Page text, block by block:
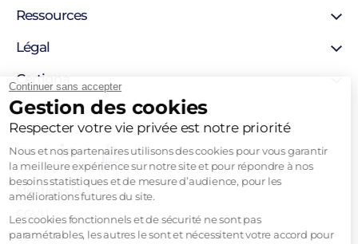
Continuer sans accepter
Gestion des cookies
Respecter votre vie privée est notre priorité
Nous et nos partenaires utilisons des cookies pour vous garantir
la meilleure expérience sur notre site et pour répondre à nos
besoins statistiques et de mesure d’audience, pour les
améliorations futures du site.
Les cookies fonctionnels et de sécurité ne sont pas
paramétrables, les autres le sont et nécessitent votre accord pour
Certificat SSL
Certificat personne physique
Hébergement sécurisée
Solutions pour développeurs
Ressources
Support
Blog
Légal
Mentions légales
Autorités de certification
Liste de révocation
Politique d’horodatage
Politique de certification
Tableau Garanties HDS
Certigna
À propos
Pourquoi nous choisir
Recrutement
Mentions légales
CGVU
CGU